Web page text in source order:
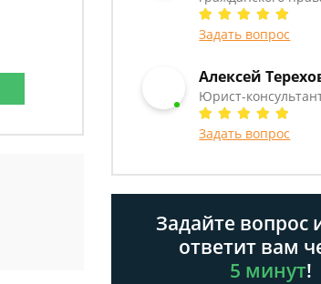
Задать вопрос
Алексей
Юрист-
Задать вопрос
Задайте вопрос
ответит вам
5 минут!